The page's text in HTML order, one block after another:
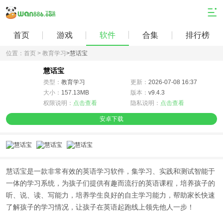
首页 游戏 软件 合集 排行榜
位置： 首页 > 教育学习 >慧话宝
慧话宝
类型： 教育学习 更新： 2026-07-08 16:37
大小： 157.13MB 版本： v9.4.3
权限说明： 点击查看 隐私说明： 点击查看
安卓下载
慧话宝是一款非常有效的英语学习软件，集学习、实践和测试智能于
一体的学习系统，为孩子们提供有趣而流行的英语课程，培养孩子的
听、说、读、写能力，培养学生良好的自主学习能力，帮助家长快速
了解孩子的学习情况，让孩子在英语起跑线上领先他人一步！